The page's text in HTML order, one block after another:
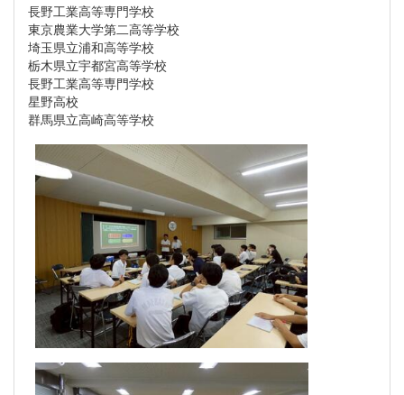
長野工業高等専門学校
東京農業大学第二高等学校
埼玉県立浦和高等学校
栃木県立宇都宮高等学校
長野工業高等専門学校
星野高校
群馬県立高崎高等学校